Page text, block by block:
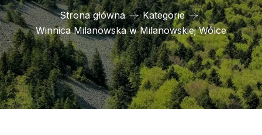
Strona główna
Kategorie
Winnica Milanowska w Milanowskiej Wólce